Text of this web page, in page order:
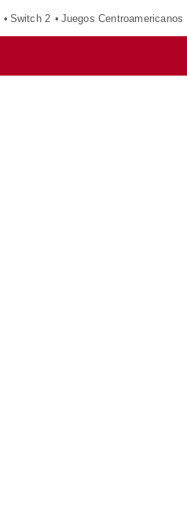
Switch 2 Juegos Centroamericanos